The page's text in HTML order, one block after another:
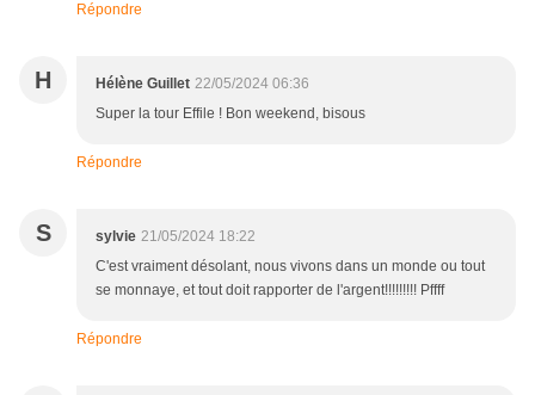
Répondre
H Hélène Guillet 22/05/2024 06:36
Super la tour Effile ! Bon weekend, bisous
Répondre
S sylvie 21/05/2024 18:22
C'est vraiment désolant, nous vivons dans un monde ou tout
se monnaye, et tout doit rapporter de l'argent!!!!!!!!! Pffff
Répondre